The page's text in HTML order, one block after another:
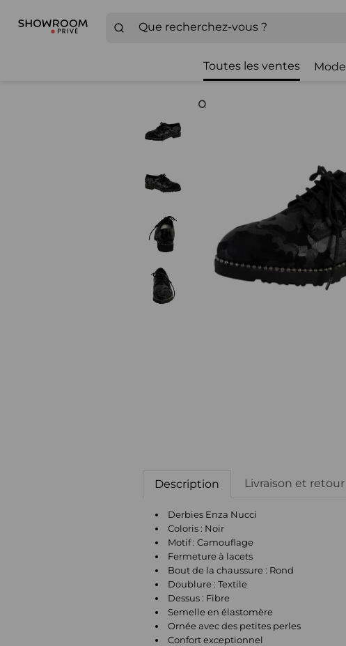
Toutes les ventes Mode
Description Livraison et retour
Derbies Enza Nucci
Coloris : Noir
Motif : Camouflage
Fermeture à lacets
Bout de la chaussure : Rond
Doublure : Textile
Dessus : Fibre
Semelle en élastomère
Ornée avec des petites perles
Confort exceptionnel